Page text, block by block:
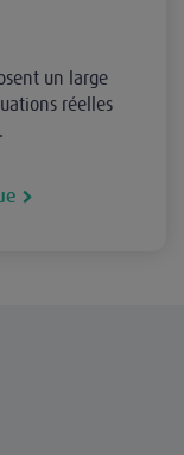
un large
réelles